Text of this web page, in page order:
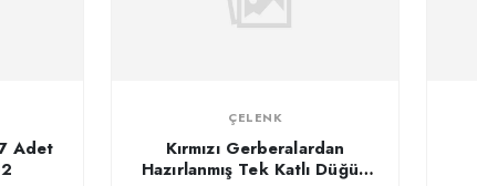
Adet
ÇELENK
Kırmızı Gerberalardan
Hazırlanmış Tek Katlı Düğün